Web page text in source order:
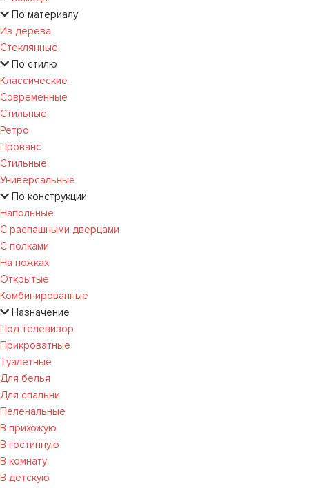
По материалу
Из дерева
Стеклянные
По стилю
Классические
Современные
Стильные
Ретро
Прованс
Стильные
Универсальные
По конструкции
Напольные
С распашными дверцами
С полками
На ножках
Открытые
Комбинированные
Назначение
Под телевизор
Прикроватные
Туалетные
Для белья
Для спальни
Пеленальные
В прихожую
В гостинную
В комнату
В детскую